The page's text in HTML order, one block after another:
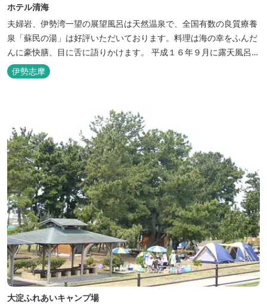
ホテル清海
夫婦岩、伊勢湾一望の展望風呂は天然温泉で、全国有数の良質療養
泉「蘇民の湯」は好評いただいております。料理は海の幸をふんだ
んに豪快膳、目に舌に語りかけます。 平成１６年９月に露天風呂が
オープンしました。
伊勢志摩
大淀ふれあいキャンプ場